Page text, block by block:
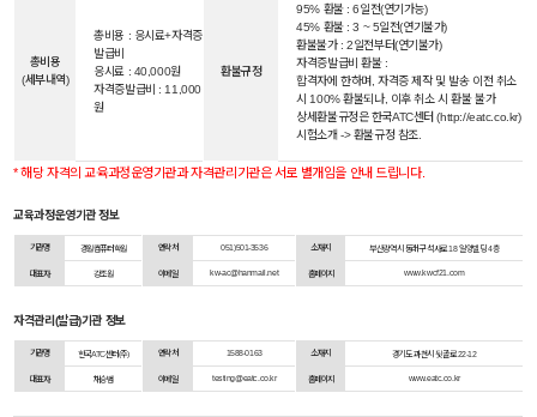
총비용
(세부내역)
총비용 : 응시료+자격증
발급비
응시료 : 40,000원
자격증발급비 : 11,000
원
환불규정
95% 환불 : 6일전(연기가능)
45% 환불 : 3 ~ 5일전(연기불가)
환불불가 : 2일전부터(연기불가)
자격증발급비 환불 :
합격자에 한하며, 자격증 제작 및 발송 이전 취소
시 100% 환불되나, 이후 취소 시 환불 불가
상세환불규정은 한국ATC센터 (http://eatc.co.kr)
시험소개 -> 환불규정 참조.
* 해당 자격의 교육과정운영기관과 자격관리기관은 서로 별개임을 안내 드립니다.
교육과정운영기관 정보
기관명 경원컴퓨터학원 연락처 051)501-3536 소재지 부산광역시 동래구 석사로 18 일양빌딩 4층
대표자 강조원 이메일 kw-ac@hanmail.net 홈페이지 www.kwcf21.com
자격관리(발급)기관 정보
기관명 한국ATC센터(주) 연락처 1588-0163 소재지 경기도 과천시 뒷골로 22-12
대표자 채승범 이메일 testing@eatc.co.kr 홈페이지 www.eatc.co.kr